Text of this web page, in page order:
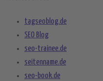
tagseoblog.de
SEO Blog
seo-trainee.de
seitenname.de
seo-book.de